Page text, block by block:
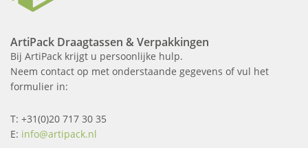
ArtiPack Draagtassen & Verpakkingen
Bij ArtiPack krijgt u persoonlijke hulp.
Neem contact op met onderstaande gegevens of vul het
formulier in:
T: +31(0)20 717 30 35
E: info@artipack.nl